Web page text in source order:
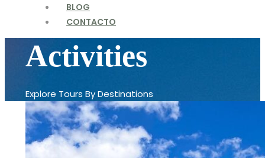
BLOG
CONTACTO
Activities
Explore Tours By Destinations